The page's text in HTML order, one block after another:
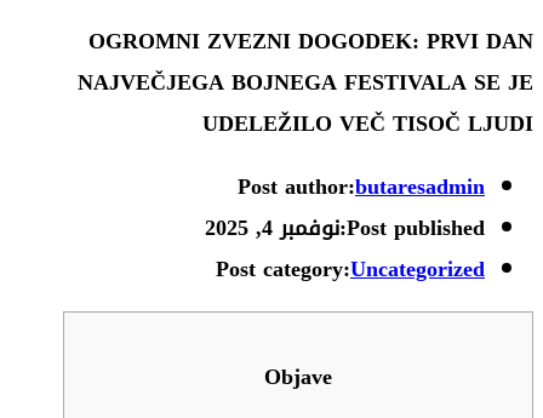
OGROMNI ZVEZNI DOGODEK: PRVI DAN
NAJVEČJEGA BOJNEGA FESTIVALA SE JE
UDELEŽILO VEČ TISOČ LJUDI
Post author:butaresadmin
Post published:نوفمبر 4, 2025
Post category:Uncategorized
Objave